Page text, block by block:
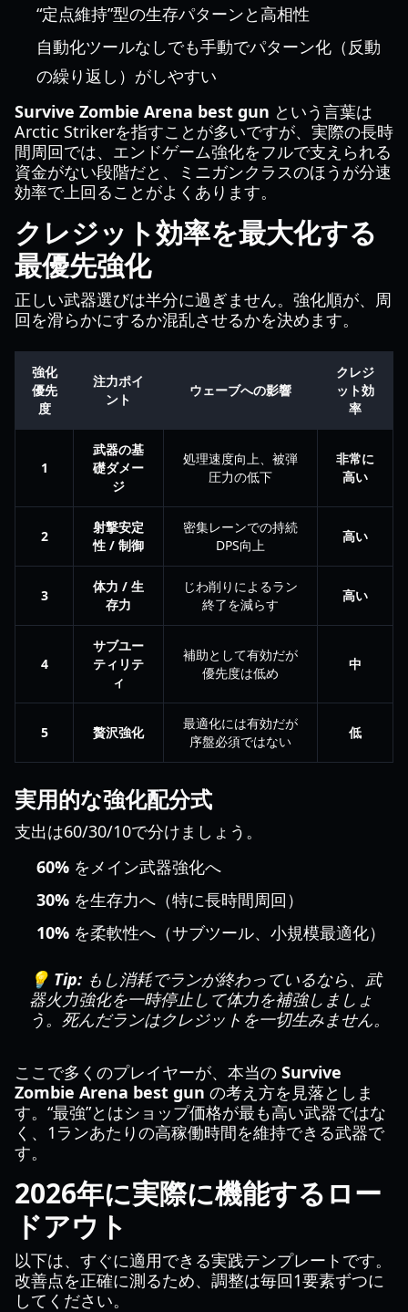
“定点維持”型の生存パターンと高相性
自動化ツールなしでも手動でパターン化（反動
の繰り返し）がしやすい
Survive Zombie Arena best gun という言葉は
Arctic Strikerを指すことが多いですが、実際の長時
間周回では、エンドゲーム強化をフルで支えられる
資金がない段階だと、ミニガンクラスのほうが分速
効率で上回ることがよくあります。
クレジット効率を最大化する
最優先強化
正しい武器選びは半分に過ぎません。強化順が、周
回を滑らかにするか混乱させるかを決めます。
強化
優先
度
注力ポイ
ント
ウェーブへの影響
クレジ
ット効
率
1
武器の基
礎ダメー
ジ
処理速度向上、被弾
圧力の低下
非常に
高い
2
射撃安定
性 / 制御
密集レーンでの持続
DPS向上
高い
3
体力 / 生
存力
じわ削りによるラン
終了を減らす
高い
4
サブユー
ティリテ
ィ
補助として有効だが
優先度は低め
中
5 贅沢強化
最適化には有効だが
序盤必須ではない
低
実用的な強化配分式
支出は60/30/10で分けましょう。
60% をメイン武器強化へ
30% を生存力へ（特に長時間周回）
10% を柔軟性へ（サブツール、小規模最適化）
💡 Tip: もし消耗でランが終わっているなら、武
器火力強化を一時停止して体力を補強しましょ
う。死んだランはクレジットを一切生みません。
ここで多くのプレイヤーが、本当の Survive
Zombie Arena best gun の考え方を見落としま
す。“最強”とはショップ価格が最も高い武器ではな
く、1ランあたりの高稼働時間を維持できる武器で
す。
2026年に実際に機能するロー
ドアウト
以下は、すぐに適用できる実践テンプレートです。
改善点を正確に測るため、調整は毎回1要素ずつに
してください。